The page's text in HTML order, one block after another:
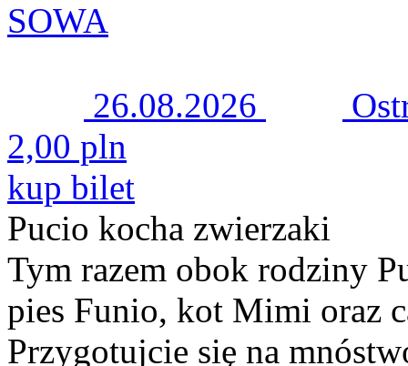
SOWA
26.08.2026
2,00 pln
kup bilet
Pucio kocha zwierzaki
Tym razem obok rodziny
pies Funio, kot Mimi oraz
Przygotujcie się na